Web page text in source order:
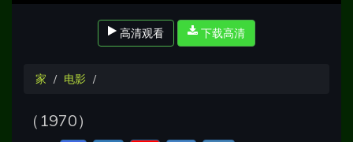
高清观看 下载高清
家 电影
（ 1970）